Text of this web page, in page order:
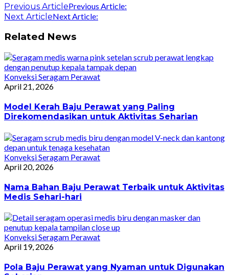
Previous ArticlePrevious Article:
Next ArticleNext Article:
Related News
Konveksi Seragam Perawat
April 21, 2026
Model Kerah Baju Perawat yang Paling
Direkomendasikan untuk Aktivitas Seharian
Konveksi Seragam Perawat
April 20, 2026
Nama Bahan Baju Perawat Terbaik untuk Aktivitas
Medis Sehari-hari
Konveksi Seragam Perawat
April 19, 2026
Pola Baju Perawat yang Nyaman untuk Digunakan